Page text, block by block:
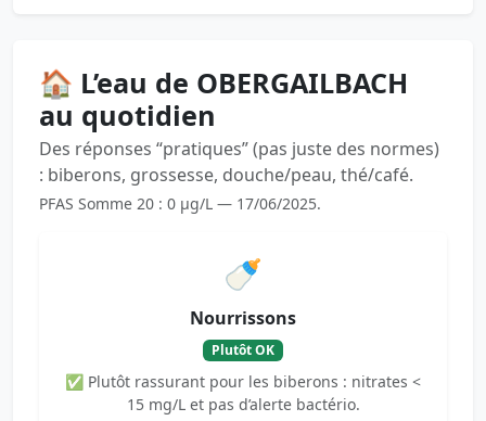
🏠 L’eau de OBERGAILBACH
au quotidien
Des réponses “pratiques” (pas juste des normes)
: biberons, grossesse, douche/peau, thé/café.
PFAS Somme 20 : 0 µg/L — 17/06/2025.
🍼
Nourrissons
Plutôt OK
✅ Plutôt rassurant pour les biberons : nitrates <
15 mg/L et pas d’alerte bactério.